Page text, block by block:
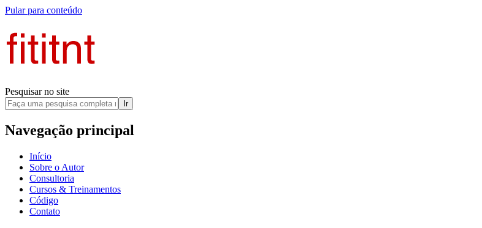
Pular para conteúdo
Pesquisar no site
Ir
Navegação principal
Início
Sobre o Autor
Consultoria
Cursos & Treinamentos
Código
Contato